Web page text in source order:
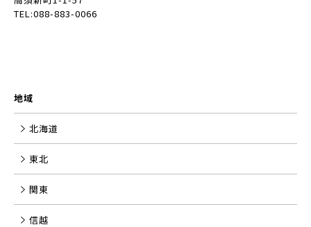
TEL:088-883-0066
地域
北海道
東北
関東
信越